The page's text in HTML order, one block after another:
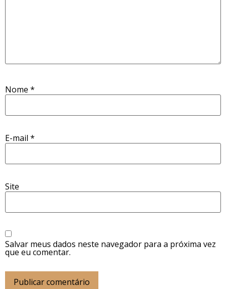
Nome *
E-mail *
Site
Salvar meus dados neste navegador para a próxima vez
que eu comentar.